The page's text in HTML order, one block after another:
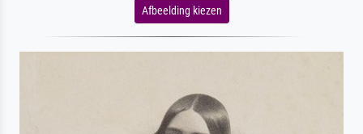
Afbeelding kiezen